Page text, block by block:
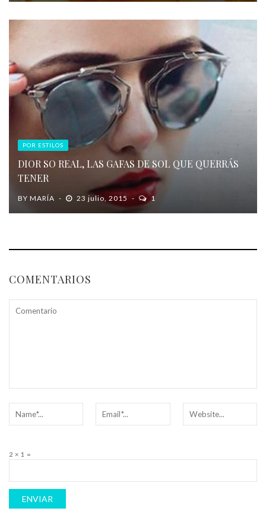
POR ESTILOS
DIOR SO REAL, LAS GAFAS DE SOL QUE QUERRÁS
TENER
BY MARÍA 23 julio, 2015 1
COMENTARIOS
2 × 1 =